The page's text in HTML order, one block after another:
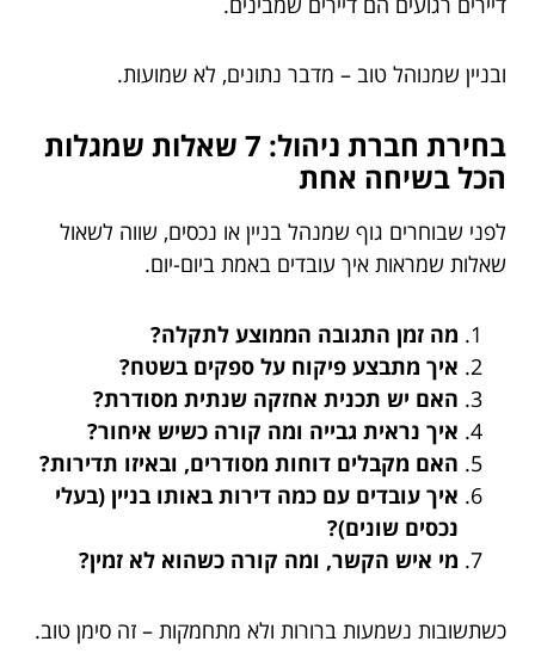
ובניין שמנוהל טוב – מדבר נתונים, לא שמועות.
בחירת חברת ניהול: 7 שאלות שמגלות
הכל בשיחה אחת
לפני שבוחרים גוף שמנהל בניין או נכסים, שווה לשאול
שאלות שמראות איך עובדים באמת ביום-יום.
מה זמן התגובה הממוצע לתקלה?
איך מתבצע פיקוח על ספקים בשטח?
האם יש תכנית אחזקה שנתית מסודרת?
איך נראית גבייה ומה קורה כשיש איחור?
האם מקבלים דוחות מסודרים, ובאיזו תדירות?
איך עובדים עם כמה דירות באותו בניין (בעלי
נכסים שונים)?
מי איש הקשר, ומה קורה כשהוא לא זמין?
כשתשובות נשמעות ברורות ולא מתחמקות – זה סימן טוב.